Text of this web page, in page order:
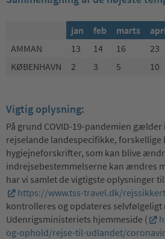
jan feb marts
AMMAN
13 14 16 23
KØBENHAVN
2 3 5 10
Vigtig oplysning:
På grund COVID-19-pandemien
rejselande landespecifikke, forskellige
hygiejneforskrifter, som kan blive
indrejsebestemmelserne kan ændres
har vi samlet de vigtigste oplysninger
https://www.tss-travel.dk/
kontrolleres og opdateres selvfølgeligt
Udenrigsministeriets hjemmeside (
og-ophold/rejse-til-udlandet/